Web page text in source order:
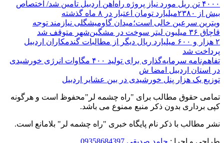
۴۰۰۰ تن ریل مورد نیاز پروژه راه‌آهن اردبیل تأمین شد/ اختصاص
بیش از ۲۳۸۰میلیارد تومان اعتبار در ۸ ماه گذشته
ویترین سرعین خالی است؛میدان گاومیشگلی نیازمند توجه
قاچاق ۳۶ میلیون لیتر سوخت در مشگین‌شهر متوقف شد
۲ هزار و ۶۰۰‌ میلیارد ریال دیگر از مطالبات گندمکاران اردبیل
پرداخت شد
تفاهم‌نامه سرمایه‌گذاری برای تولید ۴۰۰ مگاوات انرژی خورشیدی
در استان اردبیل امضا ش
توزیع یک هزار پنل خورشیدی در بین عشایر اردبیل
تمامی حقوق مطالب برای "راه چشمه لر"محفوظ است و هرگونه
کپی برداری بدون ذکر منبع ممنوع می باشد.
نشر مطالب با ذکر نام پایگاه خبری "راه چشمه لر" بلامانع است.